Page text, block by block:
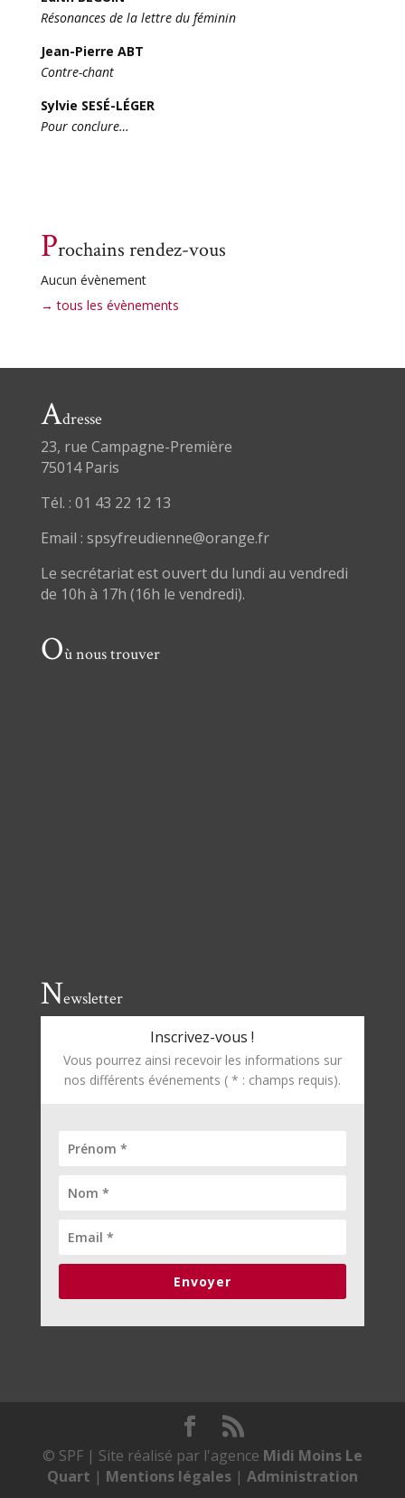
Résonances de la lettre du féminin
Jean-Pierre ABT
Contre-chant
Sylvie SESÉ-LÉGER
Pour conclure…
Prochains rendez-vous
Aucun évènement
→ tous les évènements
Adresse
23, rue Campagne-Première
75014 Paris
Tél. : 01 43 22 12 13
Email : spsyfreudienne@orange.fr
Le secrétariat est ouvert du lundi au vendredi
de 10h à 17h (16h le vendredi).
Où nous trouver
Newsletter
Inscrivez-vous !
Vous pourrez ainsi recevoir les informations sur
nos différents événements ( * : champs requis).
Envoyer
© SPF | Site réalisé par l'agence Midi Moins Le
Quart | Mentions légales| Administration